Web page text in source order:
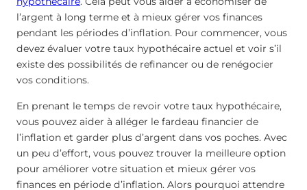
l’argent à long terme et à mieux gérer vos finances
pendant les périodes d’inflation. Pour commencer, vous
devez évaluer votre taux hypothécaire actuel et voir s’il
existe des possibilités de refinancer ou de renégocier
vos conditions.
En prenant le temps de revoir votre taux hypothécaire,
vous pouvez aider à alléger le fardeau financier de
l’inflation et garder plus d’argent dans vos poches. Avec
un peu d’effort, vous pouvez trouver la meilleure option
pour améliorer votre situation et mieux gérer vos
finances en période d’inflation. Alors pourquoi attendre